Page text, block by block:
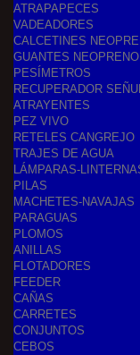
ATRAPAPECES
VADEADORES
CALCETINES
GUANTES NEOPRENO
PESÍMETROS
RECUPERADOR
ATRAYENTES
PEZ VIVO
RETELES CANGREJO
TRAJES DE AGUA
LÁMPARAS-
PILAS
MACHETES-NAVAJAS
PARAGUAS
PLOMOS
ANILLAS
FLOTADORES
FEEDER
CAÑAS
CARRETES
CONJUNTOS
CEBOS